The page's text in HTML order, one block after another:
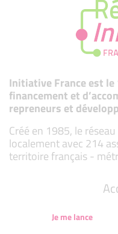
Initiative France est
financement et
repreneurs et
Créé en 1985, le
localement avec 214
territoire français -
Je me lance